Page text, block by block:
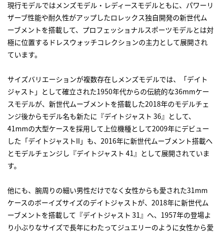
現行モデルではメンズモデル・レディースモデルともに、パワーリ
ザーブ性能や耐久性がアップしたロレックス独自開発の新世代ム
ーブメントを搭載して、プロフェッショナルスポーツモデルとは対
極に位置するドレスウォッチコレクションの主力として展開され
ています。
サイズバリエーションが複数存在しメンズモデルでは、「デイト
ジャスト」として確立された1950年代からの伝統的な36mmケー
スモデルが、新世代ムーブメントを搭載した2018年のモデルチェ
ンジ後からモデル名も新たに『デイトジャスト 36』として、
41mmの大型ケースを採用して上位機種として2009年にデビュー
した「デイトジャストII」も、2016年に新世代ムーブメント搭載へ
とモデルチェンジし『デイトジャスト 41』として展開されていま
す。
他にも、腕周りの細い男性だけでなく女性からも愛された31mm
ケースのボーイズサイズのデイトジャストが、2018年に新世代ム
ーブメントを搭載して『デイトジャスト 31』へ、1957年の登場よ
り小ぶりなサイズで長年にわたってジュエリーのように女性から愛